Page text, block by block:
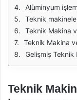
Alüminyum işleme makineleri, hafif ve dayanıklı malzemelerin işlenmesi için özel olarak geliştirilmiştir. Bu makineler, kesme,
Teknik makinelerin bir diğer önemli avantajı, otomasyon sistemleri ile entegre olabilmeleridir. Otomatik kontrol
Teknik Makina ve PVC-Alüminyum İşleme Makinaları, sürdürülebilirlik açısından da önemli bir role sahiptir. Enerji verimliliği
Teknik Makina ve PVC-Alüminyum İşleme Makinaları, modern sanayinin vazgeçilmez bileşenleri haline gelmiştir. Bu makinelerin
Gelişmiş Teknik Makina ve PVC-Alüminyum İşleme Makinaları, kullanıcı dostu arayüzleri ve kolay
Teknik